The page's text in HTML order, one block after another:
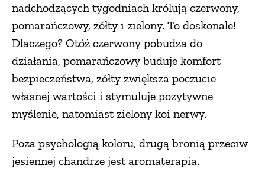
nadchodzących tygodniach królują czerwony,
pomarańczowy, żółty i zielony. To doskonale!
Dlaczego? Otóż czerwony pobudza do
działania, pomarańczowy buduje komfort
bezpieczeństwa, żółty zwiększa poczucie
własnej wartości i stymuluje pozytywne
myślenie, natomiast zielony koi nerwy.
Poza psychologią koloru, drugą bronią przeciw
jesiennej chandrze jest aromaterapia.